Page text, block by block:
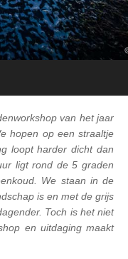
van het jaar
hopen op een straaltje
loopt harder dicht dan
ligt rond de 5 graden
We staan in de
is en met de grijs
Toch is het niet
en uitdaging maakt